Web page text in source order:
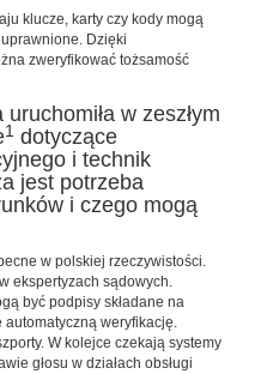
klucze, karty czy kody mogą
Dzięki
zweryfikować tożsamość
w zeszłym
1 dotyczące
i technik
jest potrzeba
i czego mogą
w polskiej rzeczywistości.
ekspertyzach sądowych.
być podpisy składane na
weryfikację.
W kolejce czekają systemy
głosu w działach obsługi